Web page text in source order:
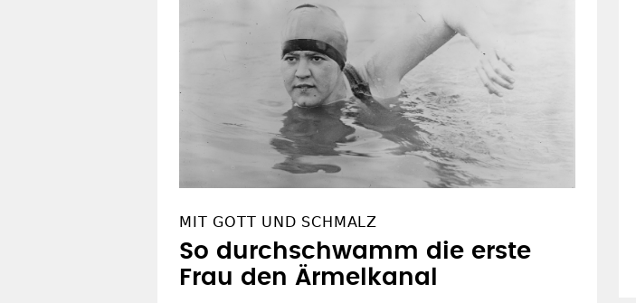
MIT GOTT UND SCHMALZ
So durchschwamm die erste
Frau den Ärmelkanal